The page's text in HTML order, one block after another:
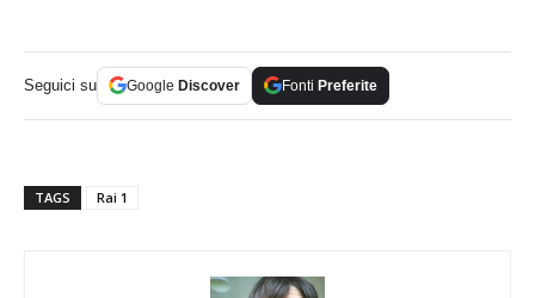
Seguici su Google Discover Fonti Preferite
TAGS Rai 1